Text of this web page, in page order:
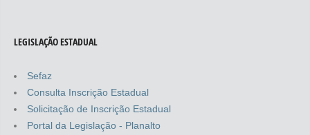
LEGISLAÇÃO ESTADUAL
Sefaz
Consulta Inscrição Estadual
Solicitação de Inscrição Estadual
Portal da Legislação - Planalto